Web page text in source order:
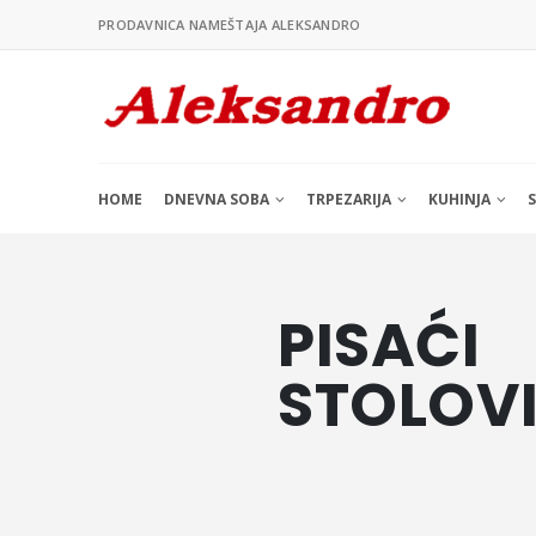
PRODAVNICA NAMEŠTAJA ALEKSANDRO
HOME DNEVNA SOBA TRPEZARIJA KUHINJA
PISAĆI
STOLOVI